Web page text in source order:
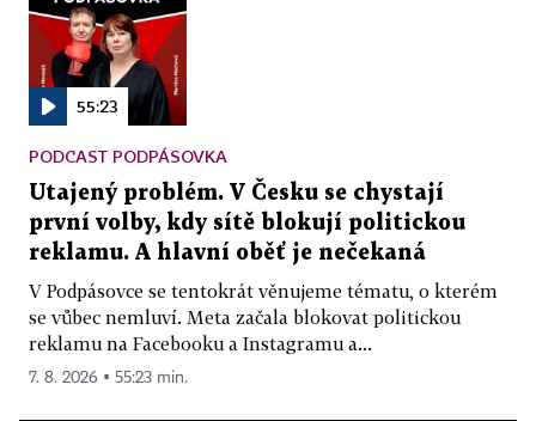
55:23
PODCAST PODPÁSOVKA
Utajený problém. V Česku se chystají
první volby, kdy sítě blokují politickou
reklamu. A hlavní oběť je nečekaná
V Podpásovce se tentokrát věnujeme tématu, o kterém
se vůbec nemluví. Meta začala blokovat politickou
reklamu na Facebooku a Instagramu a...
7. 8. 2026 ▪ 55:23 min.